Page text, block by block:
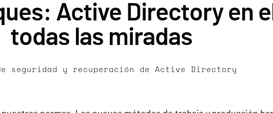
Active Directory en
todas las miradas
seguridad y recuperación de Active Directory